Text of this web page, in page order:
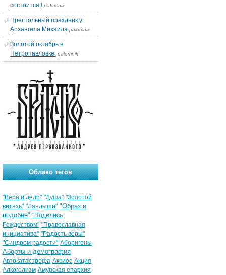
состоится ! palomnik
Престольный праздник у
Архангела Михаила palomnik
Золотой октябрь в
Петропавловке. palomnik
Облако тегов
"Вера и дело" "Душа" "Золотой
витязь" "Ландыши" "Образ и
подобие" "Поделись
Рождеством" "Православная
инициатива" "Радость веры"
"Синдром радости" Аборигены
Аборты и демография
Автокатастрофа Аксиос Акция
Алкоголизм Амурская епархия